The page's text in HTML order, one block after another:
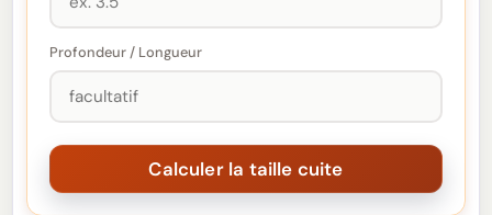
Profondeur / Longueur